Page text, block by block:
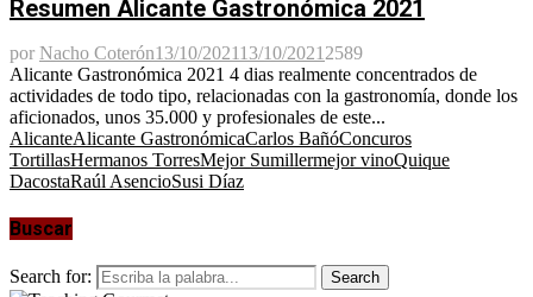
Resumen Alicante Gastronómica 2021
por Nacho Coterón13/10/202113/10/2021 2589
Alicante Gastronómica 2021 4 dias realmente concentrados de
actividades de todo tipo, relacionadas con la gastronomía, donde los
aficionados, unos 35.000 y profesionales de este...
AlicanteAlicante GastronómicaCarlos BañóConcuros
TortillasHermanos TorresMejor Sumillermejor vinoQuique
DacostaRaúl AsencioSusi Díaz
Buscar
Search for: Search